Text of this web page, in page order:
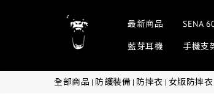
最新商品 SENA
藍芽耳機 手機支
全部商品 | 防護裝備 | 防摔衣 | 女版防摔衣